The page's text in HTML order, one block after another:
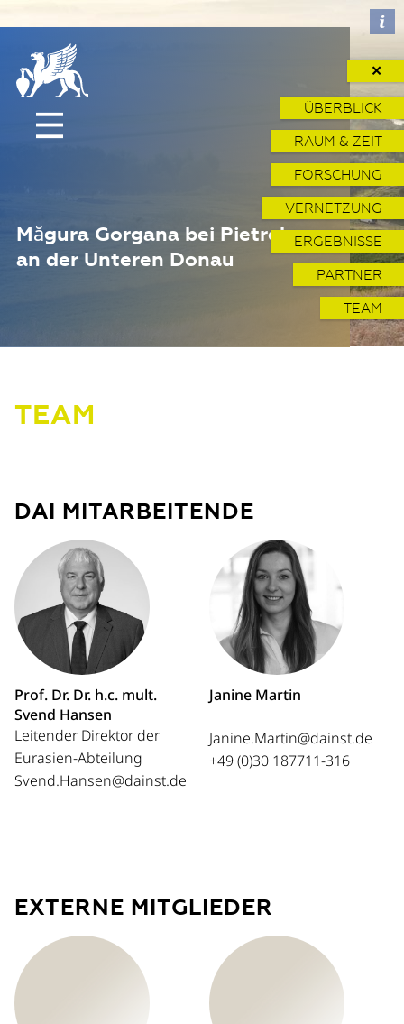
Măgura Gorgana bei Pietrele
an der Unteren Donau
✕
ÜBERBLICK
RAUM & ZEIT
FORSCHUNG
VERNETZUNG
ERGEBNISSE
PARTNER
TEAM
TEAM
DAI MITARBEITENDE
Prof. Dr. Dr. h.c. mult.
Svend Hansen
Leitender Direktor der
Eurasien-Abteilung
Svend.Hansen@dainst.de
Janine Martin
Janine.Martin@dainst.de
+49 (0)30 187711-316
EXTERNE MITGLIEDER